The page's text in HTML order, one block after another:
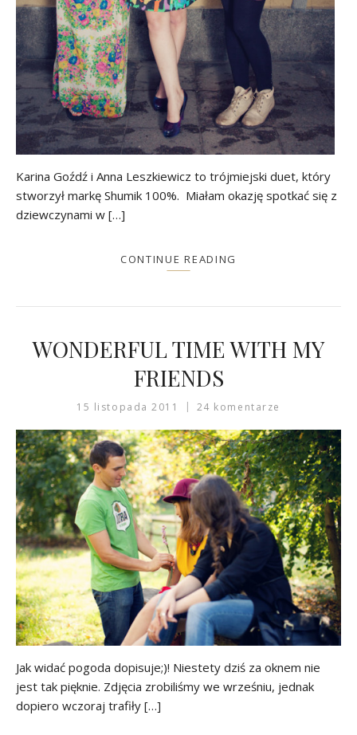
Karina Goźdź i Anna Leszkiewicz to trójmiejski duet, który
stworzył markę Shumik 100%. Miałam okazję spotkać się z
dziewczynami w […]
CONTINUE READING
WONDERFUL TIME WITH MY
FRIENDS
15 listopada 2011 24 komentarze
Jak widać pogoda dopisuje;)! Niestety dziś za oknem nie
jest tak pięknie. Zdjęcia zrobiliśmy we wrześniu, jednak
dopiero wczoraj trafiły […]